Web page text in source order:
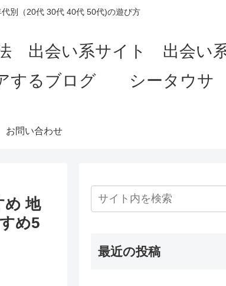
別（20代 30代 40代 50代)の遊び方
法 出会い系サイト 出会い
アするブログ シータウサ
お問い合わせ
め 地
め5
最近の投稿